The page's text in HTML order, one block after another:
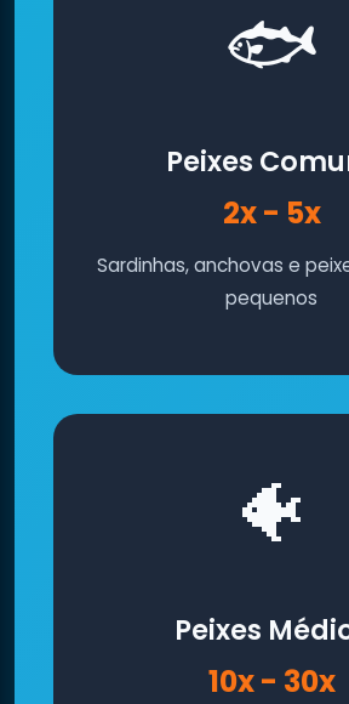
🐟
Peixes
2x - 5x
Sardinhas, anchovas e
pequenos
🐠
Peixes
10x - 30x